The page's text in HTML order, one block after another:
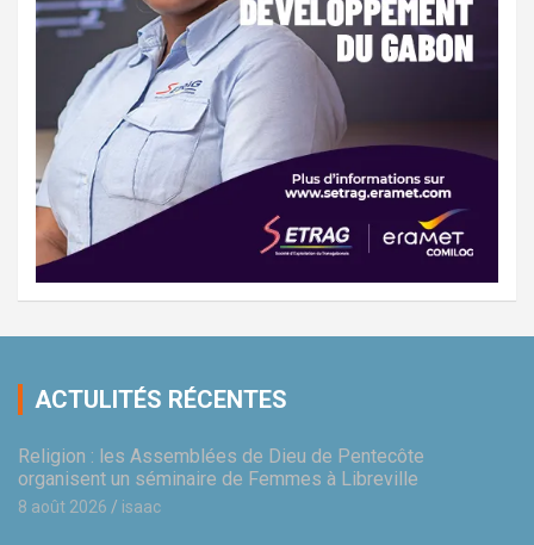
ACTULITÉS RÉCENTES
Religion : les Assemblées de Dieu de Pentecôte
organisent un séminaire de Femmes à Libreville
8 août 2026 isaac